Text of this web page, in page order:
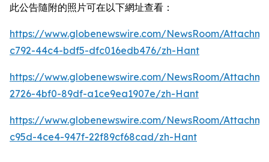
此公告隨附的照片可在以下網址查看：
https://www.globenewswire.com/NewsRoom/
c792-44c4-bdf5-dfc016edb476/zh-Hant
https://www.globenewswire.com/NewsRoom/
2726-4bf0-89df-a1ce9ea1907e/zh-Hant
https://www.globenewswire.com/NewsRoom/
c95d-4ce4-947f-22f89cf68cad/zh-Hant